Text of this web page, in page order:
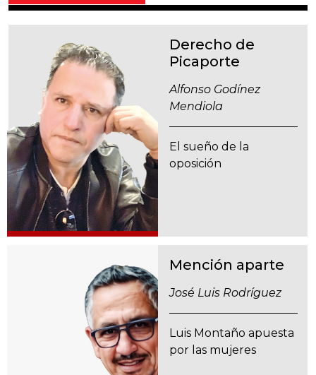
Derecho de
Picaporte
Alfonso Godínez
Mendiola
El sueño de la
oposición
Mención aparte
José Luis Rodríguez
Luis Montaño apuesta
por las mujeres